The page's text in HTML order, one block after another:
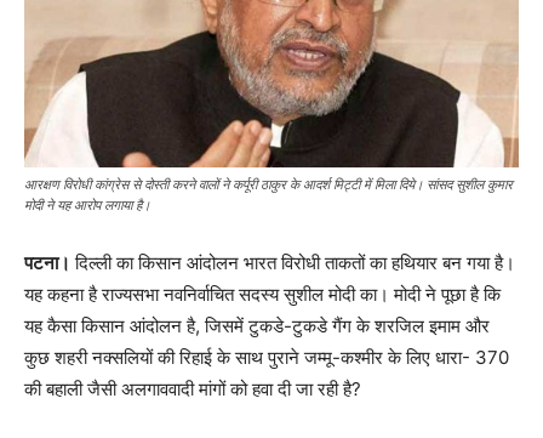
आरक्षण विरोधी कांग्रेस से दोस्ती करने वालों ने कर्पूरी ठाकुर के आदर्श मिट्टी में मिला दिये। सांसद सुशील कुमार
मोदी ने यह आरोप लगाया है।
पटना। दिल्ली का किसान आंदोलन भारत विरोधी ताकतों का हथियार बन गया है।
यह कहना है राज्यसभा नवनिर्वाचित सदस्य सुशील मोदी का। मोदी ने पूछा है कि
यह कैसा किसान आंदोलन है, जिसमें टुकडे-टुकडे गैंग के शरजिल इमाम और
कुछ शहरी नक्सलियों की रिहाई के साथ पुराने जम्मू-कश्मीर के लिए धारा- 370
की बहाली जैसी अलगाववादी मांगों को हवा दी जा रही है?